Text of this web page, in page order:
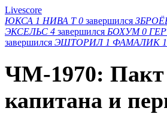
Livescore
ЮКСА 1 НИВА Т 0 завершился
ЭКСЕЛЬС 4 завершился БОХУМ 0
завершился ЭШТОРИЛ 1 ФАМАЛИК 1
ЧМ-1970: Пакт
капитана и